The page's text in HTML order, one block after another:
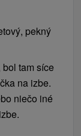
pekný
tam síce
na izbe.
niečo iné